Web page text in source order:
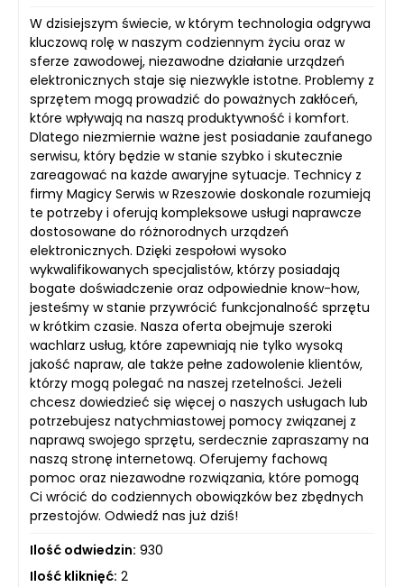
W dzisiejszym świecie, w którym technologia odgrywa
kluczową rolę w naszym codziennym życiu oraz w
sferze zawodowej, niezawodne działanie urządzeń
elektronicznych staje się niezwykle istotne. Problemy z
sprzętem mogą prowadzić do poważnych zakłóceń,
które wpływają na naszą produktywność i komfort.
Dlatego niezmiernie ważne jest posiadanie zaufanego
serwisu, który będzie w stanie szybko i skutecznie
zareagować na każde awaryjne sytuacje. Technicy z
firmy Magicy Serwis w Rzeszowie doskonale rozumieją
te potrzeby i oferują kompleksowe usługi naprawcze
dostosowane do różnorodnych urządzeń
elektronicznych. Dzięki zespołowi wysoko
wykwalifikowanych specjalistów, którzy posiadają
bogate doświadczenie oraz odpowiednie know-how,
jesteśmy w stanie przywrócić funkcjonalność sprzętu
w krótkim czasie. Nasza oferta obejmuje szeroki
wachlarz usług, które zapewniają nie tylko wysoką
jakość napraw, ale także pełne zadowolenie klientów,
którzy mogą polegać na naszej rzetelności. Jeżeli
chcesz dowiedzieć się więcej o naszych usługach lub
potrzebujesz natychmiastowej pomocy związanej z
naprawą swojego sprzętu, serdecznie zapraszamy na
naszą stronę internetową. Oferujemy fachową
pomoc oraz niezawodne rozwiązania, które pomogą
Ci wrócić do codziennych obowiązków bez zbędnych
przestojów. Odwiedź nas już dziś!
Ilość odwiedzin: 930
Ilość kliknięć: 2